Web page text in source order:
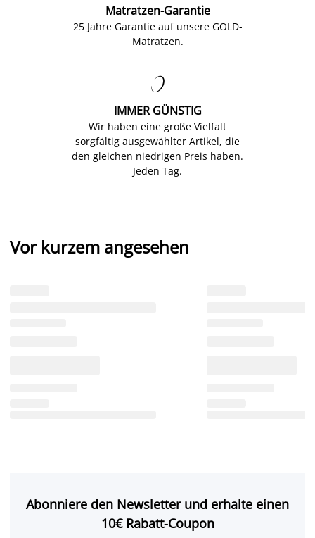
Matratzen-Garantie
25 Jahre Garantie auf unsere GOLD-
Matratzen.

IMMER GÜNSTIG
Wir haben eine große Vielfalt
sorgfältig ausgewählter Artikel, die
den gleichen niedrigen Preis haben.
Jeden Tag.
Vor kurzem angesehen
Abonniere den Newsletter und erhalte einen
10€ Rabatt-Coupon